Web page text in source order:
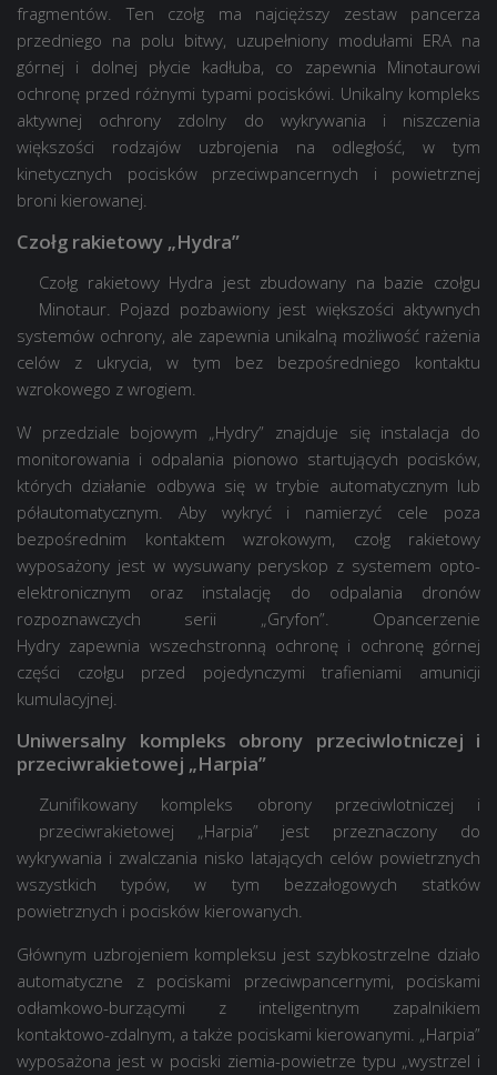
fragmentów. Ten czołg ma najcięższy zestaw pancerza
przedniego na polu bitwy, uzupełniony modułami ERA na
górnej i dolnej płycie kadłuba, co zapewnia Minotaurowi
ochronę przed różnymi typami pociskówi. Unikalny kompleks
aktywnej ochrony zdolny do wykrywania i niszczenia
większości rodzajów uzbrojenia na odległość, w tym
kinetycznych pocisków przeciwpancernych i powietrznej
broni kierowanej.
Czołg rakietowy „Hydra”
Czołg rakietowy Hydra jest zbudowany na bazie czołgu
Minotaur. Pojazd pozbawiony jest większości aktywnych
systemów ochrony, ale zapewnia unikalną możliwość rażenia
celów z ukrycia, w tym bez bezpośredniego kontaktu
wzrokowego z wrogiem.
W przedziale bojowym „Hydry” znajduje się instalacja do
monitorowania i odpalania pionowo startujących pocisków,
których działanie odbywa się w trybie automatycznym lub
półautomatycznym. Aby wykryć i namierzyć cele poza
bezpośrednim kontaktem wzrokowym, czołg rakietowy
wyposażony jest w wysuwany peryskop z systemem opto-
elektronicznym oraz instalację do odpalania dronów
rozpoznawczych serii „Gryfon”. Opancerzenie
Hydry zapewnia wszechstronną ochronę i ochronę górnej
części czołgu przed pojedynczymi trafieniami amunicji
kumulacyjnej.
Uniwersalny kompleks obrony przeciwlotniczej i
przeciwrakietowej „Harpia”
Zunifikowany kompleks obrony przeciwlotniczej i
przeciwrakietowej „Harpia” jest przeznaczony do
wykrywania i zwalczania nisko latających celów powietrznych
wszystkich typów, w tym bezzałogowych statków
powietrznych i pocisków kierowanych.
Głównym uzbrojeniem kompleksu jest szybkostrzelne działo
automatyczne z pociskami przeciwpancernymi, pociskami
odłamkowo-burzącymi z inteligentnym zapalnikiem
kontaktowo-zdalnym, a także pociskami kierowanymi. „Harpia”
wyposażona jest w pociski ziemia-powietrze typu „wystrzel i